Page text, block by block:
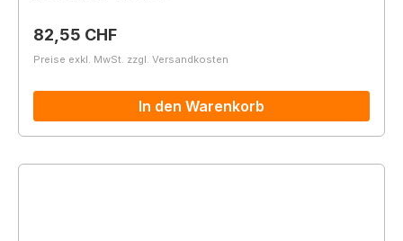
Regulärer Preis:
82,55 CHF
Preise exkl. MwSt. zzgl. Versandkosten
In den Warenkorb